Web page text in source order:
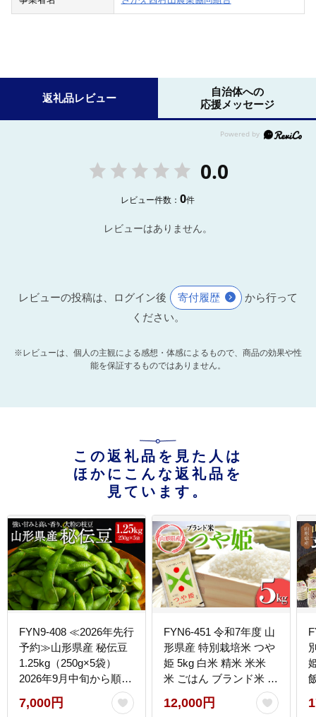
返礼品レビュー
自治体への
応援メッセージ
0.0
レビュー件数：0件
レビューはありません。
レビューの投稿は、ログイン後 寄付履歴
から行って
ください。
※レビューは、個人の主観による感想・体感によるもので、商品の効果や性
能を保証するものではありません。
この返礼品を見た人は
ほかにこんな返礼品を
見ています。
FYN9-408 ≪2026年先行
予約≫山形県産 秘伝豆
1.25kg（250g×5袋）
2026年9月中旬から順次
発送 小分け 個包装 青大
豆 枝豆 えだまめ 野菜
7,000円
FYN6-451 令和7年度 山
形県産 特別栽培米 つや
姫 5kg 白米 精米 米米
米 ごはん ブランド米 特
栽 つやひめ 2025年 贈
答 贈り物 ギフト 自宅
12,000円